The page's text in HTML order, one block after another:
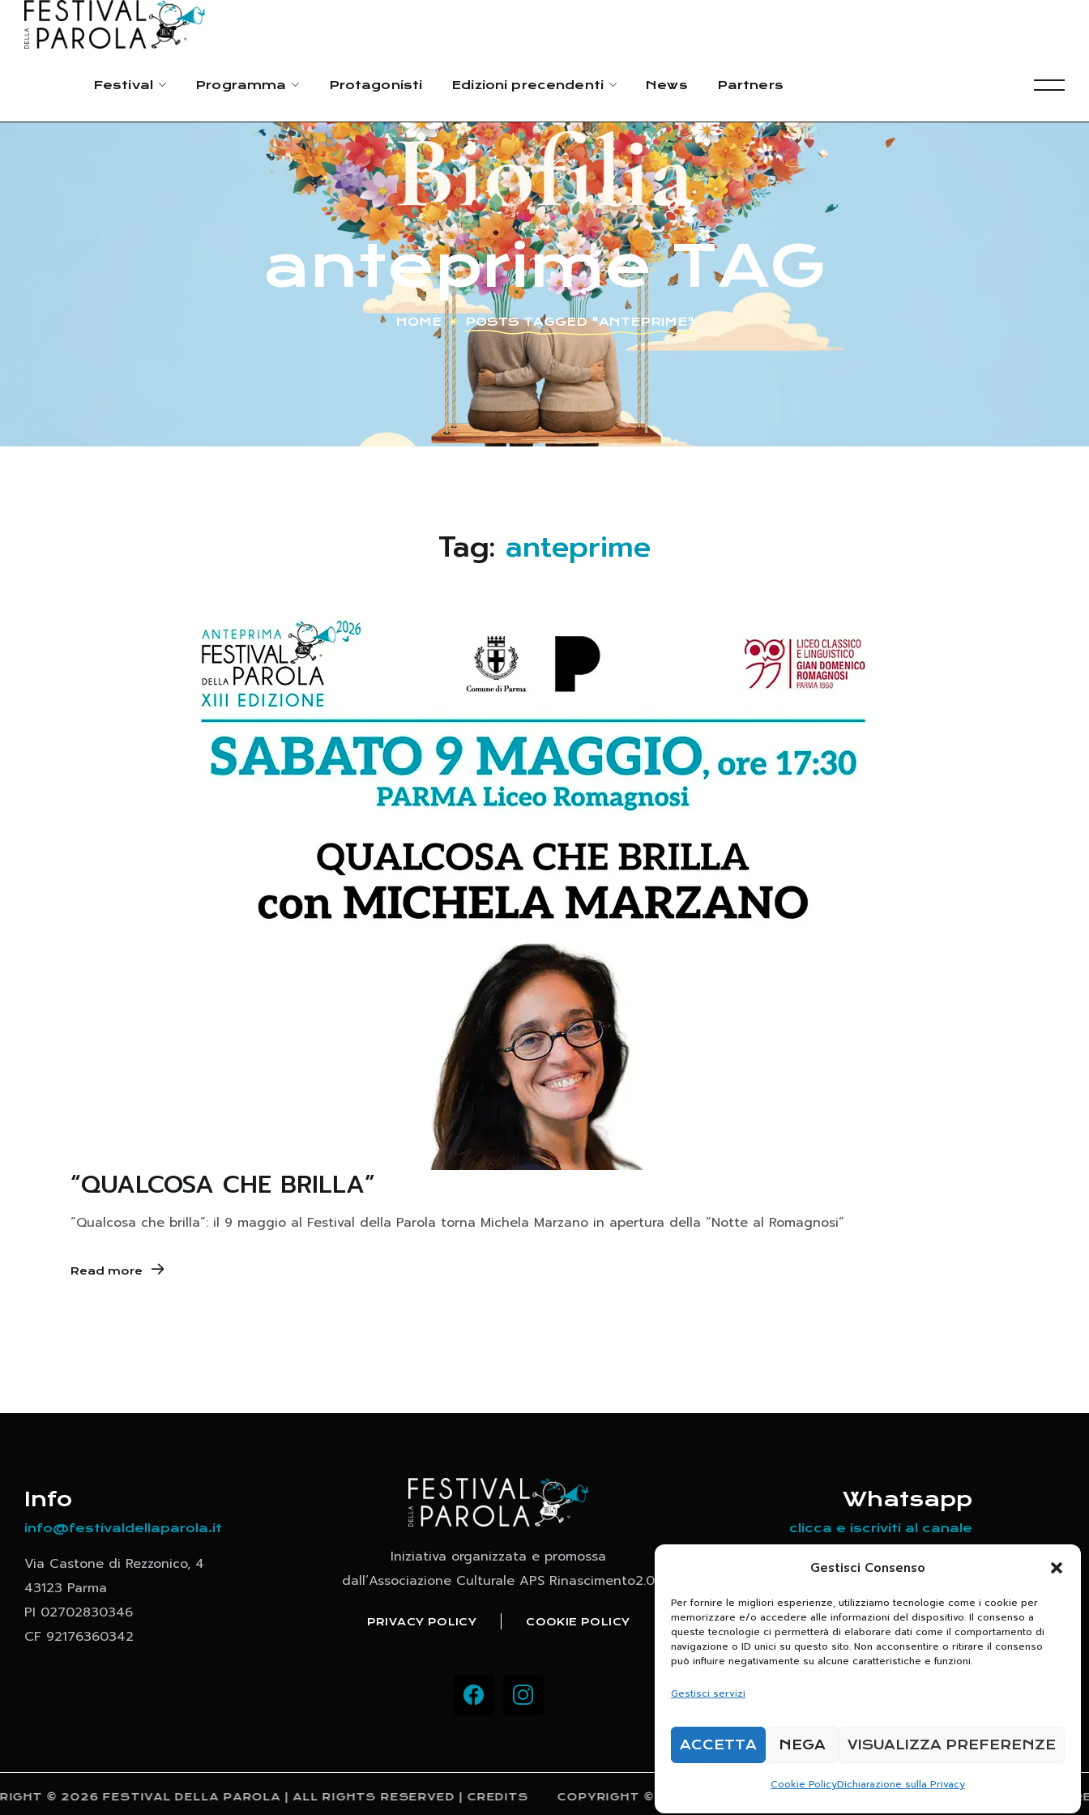
Gestisci Consenso
Per fornire le migliori esperienze, utilizziamo tecnologie come i cookie per
memorizzare e/o accedere alle informazioni del dispositivo. Il consenso a
queste tecnologie ci permetterà di elaborare dati come il comportamento di
navigazione o ID unici su questo sito. Non acconsentire o ritirare il consenso
può influire negativamente su alcune caratteristiche e funzioni.
Gestisci servizi
ACCETTA NEGA VISUALIZZA PREFERENZE
Cookie PolicyDichiarazione sulla Privacy
Festival Programma Protagonisti Edizioni precendenti News Partners
anteprime TAG
HOME POSTS TAGGED "ANTEPRIME"
Tag: anteprime
“QUALCOSA CHE BRILLA”
“Qualcosa che brilla”: il 9 maggio al Festival della Parola torna Michela Marzano in apertura della “Notte al Romagnosi”
Read more
Info
info@festivaldellaparola.it
Via Castone di Rezzonico, 4
43123 Parma
PI 02702830346
CF 92176360342
Iniziativa organizzata e promossa
dall’Associazione Culturale APS Rinascimento2.0
PRIVACY POLICY COOKIE POLICY
Whatsapp
clicca e iscriviti al canale
Scrivici per maggiori informazioni
programma
+39 320 7133650
© 2026 FESTIVAL DELLA PAROLA | ALL RIGHTS RESERVED | CREDITS COPYRIGHT © 2026 FESTIVAL DELLA PAROLA | ALL RIGHTS RESERVED |